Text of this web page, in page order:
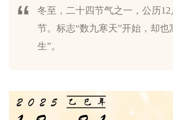
冬至，二十四节气之一，公历12
节。标志“数九寒天”开始，却也
生”。